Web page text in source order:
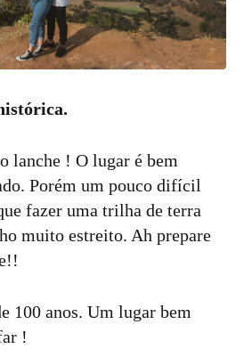
lanche ! O lugar é bem
Porém um pouco difícil
fazer uma trilha de terra
muito estreito. Ah prepare
100 anos. Um lugar bem
!